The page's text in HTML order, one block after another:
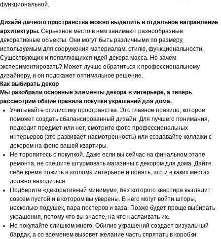
функциональной.
Дизайн дачного пространства можно выделить в отдельное направление
архитектуры. Серьезное место в нем занимают разнообразные
декоративные объекты. Они могут быть различными по размеру,
используемым для сооружения материалам, стилю, функциональности.
Существующих и появляющихся идей декора масса. Но зачем
экспериментировать? Может лучше обратиться к профессиональному
дизайнеру, и он подскажет оптимальное решение.
Как выбирать декор
Мы разобрали основные элементы декора в интерьере, а теперь
рассмотрим общие правила покупки украшений для дома.
Учитывайте стилистику пространства. Это главное правило, которое
поможет создать сбалансированный дизайн. Для лучшего понимания,
подходит предмет или нет, смотрите фото профессиональных
интерьеров (это развивает насмотренность) или создавайте коллажи с
декором на фоне вашей квартиры.
Не торопитесь с покупкой. Даже если вы сейчас на финальном этапе
ремонта, не спешите штурмовать магазины с декором для дома. Дайте
себе время пожить в «голом» интерьере и понять, что и в каких местах
должно находиться.
Подберите «декоративный минимум», без которого квартира выглядит
совсем пустой и в котором вы уверены. В него могут войти шторы,
несколько подушек, пара постеров и ваза. Позже будет проще выбирать
украшения, потому что вы знаете, на что наслаивать их.
Не покупайте слишком много. Обилие украшений создает визуальный
бардак, а со временем вызовет желание часть спрятать в коробки.